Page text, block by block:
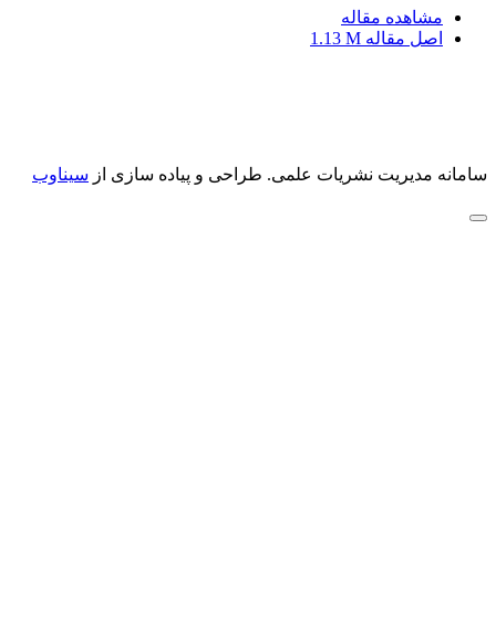
مشاهده مقاله
اصل مقاله 1.13 M
سامانه مدیریت نشریات علمی. طراحی و پیاده سازی از سیناوب